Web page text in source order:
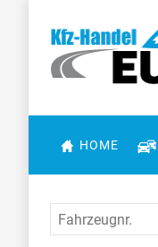
HOME
Fahrzeugnr.